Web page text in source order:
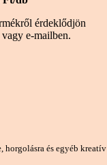
érdeklődjön
e-mailben.
horgolásra és egyéb kreatív